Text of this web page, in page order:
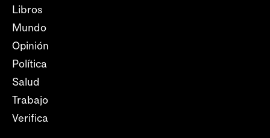
Libros
Mundo
Opinión
Política
Salud
Trabajo
Verifica